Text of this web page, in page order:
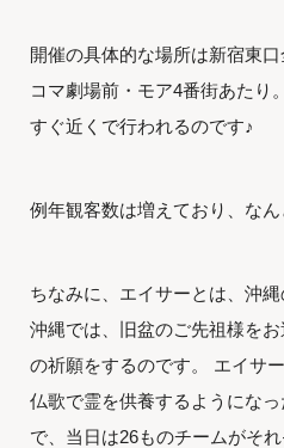
開催の具体的な場所は新宿東
コマ劇場前・モア4番街あたり
すぐ近くで行われるのです♪
例年観客数は増えており、な
ちなみに、エイサーとは、沖
沖縄では、旧盆のご先祖様を
の祈願をするのです。 エイサ
仏歌で霊を供養するようにな
で、当日は26ものチームがそ